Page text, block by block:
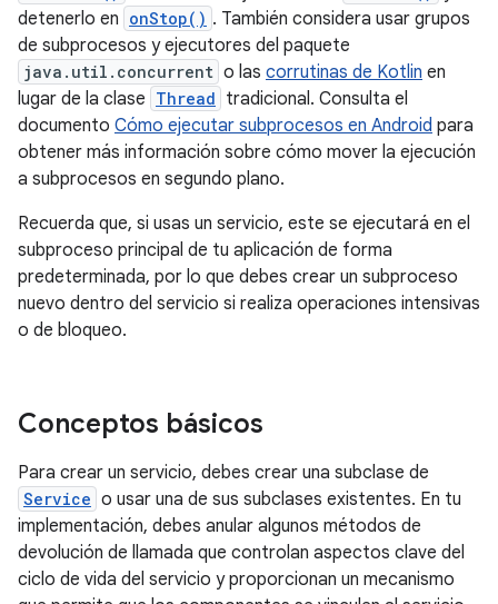
detenerlo en onStop() . También considera usar grupos
de subprocesos y ejecutores del paquete
java.util.concurrent o las corrutinas de Kotlin en
lugar de la clase Thread tradicional. Consulta el
documento Cómo ejecutar subprocesos en Android para
obtener más información sobre cómo mover la ejecución
a subprocesos en segundo plano.
Recuerda que, si usas un servicio, este se ejecutará en el
subproceso principal de tu aplicación de forma
predeterminada, por lo que debes crear un subproceso
nuevo dentro del servicio si realiza operaciones intensivas
o de bloqueo.
Conceptos básicos
Para crear un servicio, debes crear una subclase de
Service o usar una de sus subclases existentes. En tu
implementación, debes anular algunos métodos de
devolución de llamada que controlan aspectos clave del
ciclo de vida del servicio y proporcionan un mecanismo